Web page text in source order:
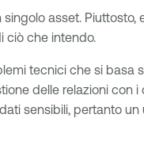
asset.
ciò che intendo.
tecnici che si
delle relazioni
sensibili, pertanto